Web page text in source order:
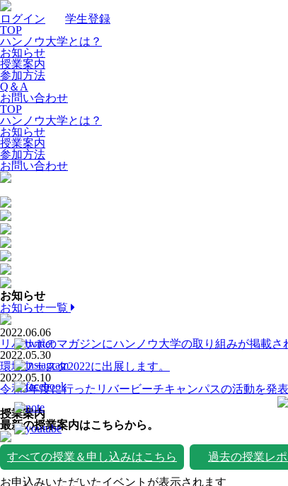
ログイン
学生登録
TOP
ハンノウ大学とは？
お知らせ
授業案内
参加方法
Q＆A
お問い合わせ
TOP
ハンノウ大学とは？
お知らせ
授業案内
参加方法
お問い合わせ
お知らせ
お知らせ一覧
2022.06.06
リバサポのマガジンにハンノウ大学の取り組みが掲載さ
2022.05.30
環境フェスタ2022に出展します。
2022.05.10
令和3年度に行ったリバービーチキャンパスの活動を発表
授業案内
最新の授業案内はこちらから。
すべての授業＆申し込みはこちら 過去の授業レ
お申込みいただいたイベントが表示されます